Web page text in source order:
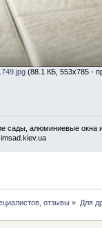
(88.1 КБ, 553x785 -
сады, алюминиевые окна
отзывы » Для